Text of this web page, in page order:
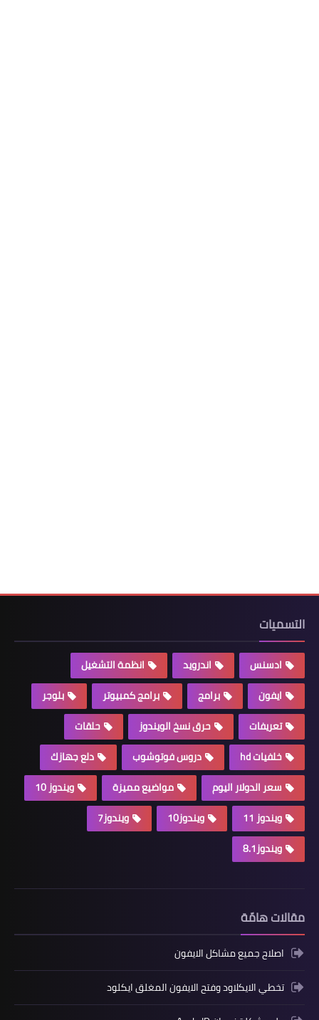
التسميات
ادسنس اندرويد
انظمة التشغيل
ايفون
برامج برامج كمبيوتر
بلوجر
تعريفات
حرق نسخ الويندوز
حلقات
خلفيات hd
دروس فوتوشوب
دلع جهازك
سعر الدولار اليوم
مواضيع مميزة
ويندوز 10
ويندوز 11
ويندوز10
ويندوز7
ويندوز8.1
مقالات هامّة
اصلاح جميع مشاكل الايفون
تخطي الايكلاود وفتح الايفون المغلق ايكلود